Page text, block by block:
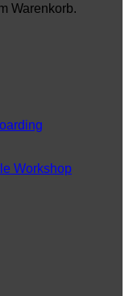
Warenkorb.
Workshop